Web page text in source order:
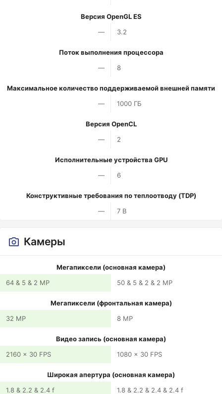
Версия OpenGL ES
—
3.2
Поток выполнения процессора
—
8
Максимальное количество поддерживаемой внешней памяти
—
1000 ГБ
Версия OpenCL
—
2
Исполнительные устройства GPU
—
6
Конструктивные требования по теплоотводу (TDP)
—
7 В
Камеры
Мегапиксели (основная камера)
64 & 5 & 2 MP
50 & 5 & 2 & 2 MP
Мегапиксели (фронтальная камера)
32 MP
8 MP
Видео запись (основная камера)
2160 x 30 FPS
1080 x 30 FPS
Широкая апертура (основная камера)
1.8 & 2.2 & 2.4 f
1.8 & 2.2 & 2.4 & 2.4 f